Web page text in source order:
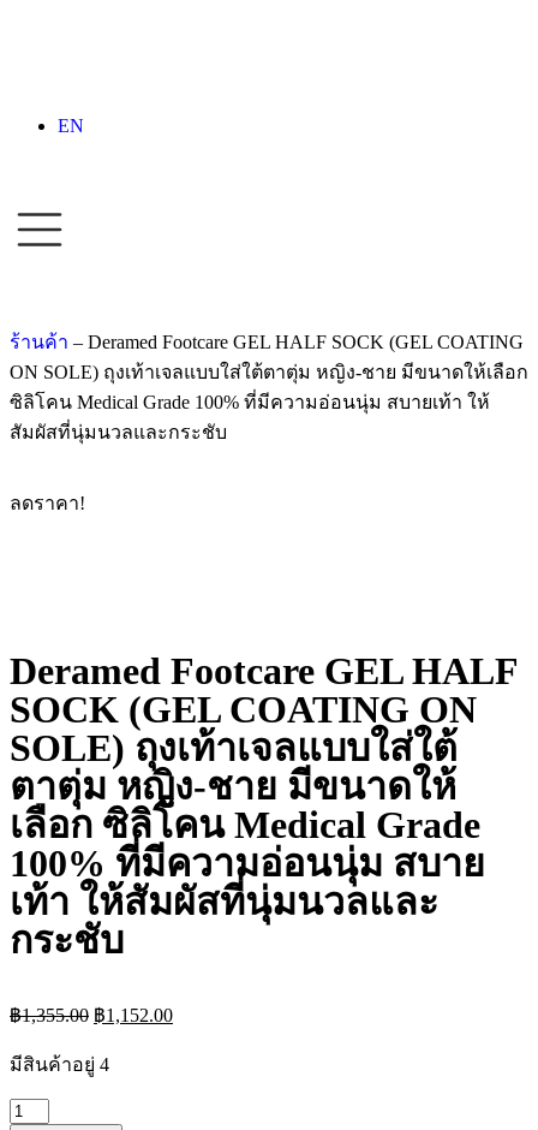
EN
ร้านค้า – Deramed Footcare GEL HALF SOCK (GEL COATING
ON SOLE) ถุงเท้าเจลแบบใส่ใต้ตาตุ่ม หญิง-ชาย มีขนาดให้เลือก
ซิลิโคน Medical Grade 100% ที่มีความอ่อนนุ่ม สบายเท้า ให้
สัมผัสที่นุ่มนวลและกระชับ
ลดราคา!
Deramed Footcare GEL HALF
SOCK (GEL COATING ON
SOLE) ถุงเท้าเจลแบบใส่ใต้
ตาตุ่ม หญิง-ชาย มีขนาดให้
เลือก ซิลิโคน Medical Grade
100% ที่มีความอ่อนนุ่ม สบาย
เท้า ให้สัมผัสที่นุ่มนวลและ
กระชับ
฿1,355.00 ฿1,152.00
มีสินค้าอยู่ 4